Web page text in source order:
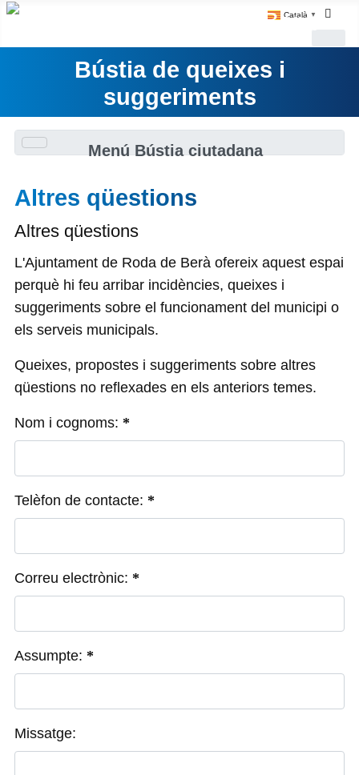
Català ▼
Bústia de queixes i
suggeriments
Menú Bústia ciutadana
Altres qüestions
Altres qüestions
L'Ajuntament de Roda de Berà ofereix aquest espai
perquè hi feu arribar incidències, queixes i
suggeriments sobre el funcionament del municipi o
els serveis municipals.
Queixes, propostes i suggeriments sobre altres
qüestions no reflexades en els anteriors temes.
Nom i cognoms:
Telèfon de contacte:
Correu electrònic:
Assumpte:
Missatge: